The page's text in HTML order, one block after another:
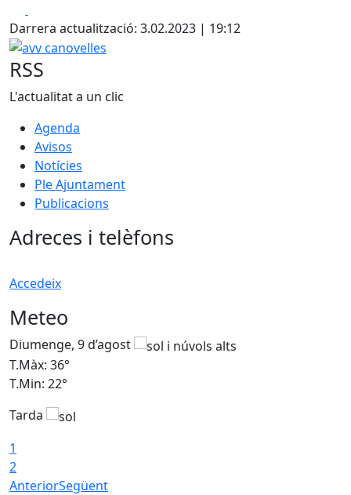
+
−
Darrera actualització: 3.02.2023 | 19:12
avv canovelles
RSS
L'actualitat a un clic
Agenda
Avisos
Notícies
Ple Ajuntament
Publicacions
Adreces i telèfons
Accedeix
Meteo
Diumenge, 9 d’agost
T.Màx: 36°
T.Min: 22°
Tarda
1
2
AnteriorSegüent